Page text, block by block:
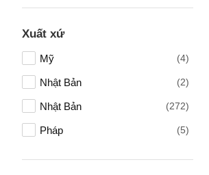
Xuất xứ
Mỹ (4)
Nhật Bản (2)
Nhật Bản (272)
Pháp (5)